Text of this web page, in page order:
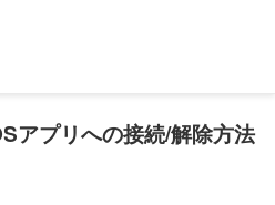
アプリへの接続/解除方法